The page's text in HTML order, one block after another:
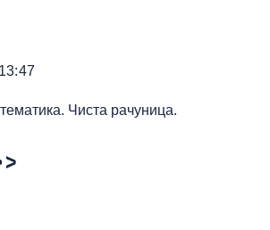
Чиста рачуница.